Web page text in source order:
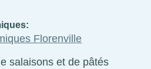
Florenville
salaisons et de pâtés